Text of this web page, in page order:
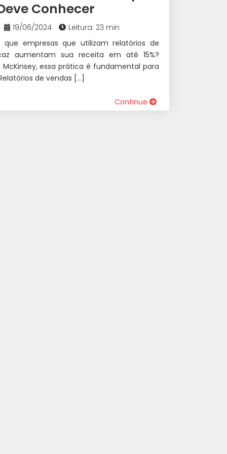
Conhecer
19/06/2024
Leitura: 23 min
que empresas que utilizam relatórios de
aumentam sua receita em até 15%?
essa prática é fundamental para
de vendas […]
Continue